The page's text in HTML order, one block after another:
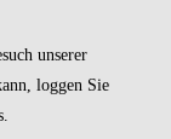
unserer
loggen Sie